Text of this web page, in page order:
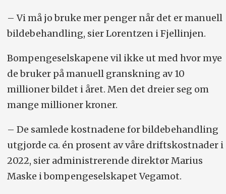
– Vi må jo bruke mer penger når det er manuell
bildebehandling, sier Lorentzen i Fjellinjen.
Bompengeselskapene vil ikke ut med hvor mye
de bruker på manuell granskning av 10
millioner bildet i året. Men det dreier seg om
mange millioner kroner.
– De samlede kostnadene for bildebehandling
utgjorde ca. én prosent av våre driftskostnader i
2022, sier administrerende direktør Marius
Maske i bompengeselskapet Vegamot.